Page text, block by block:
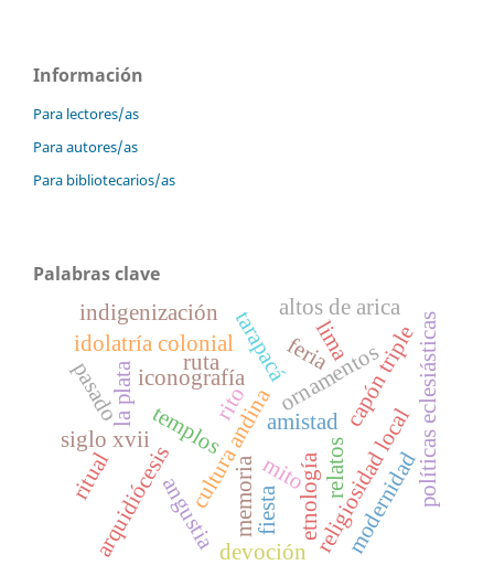
Información
Para lectores/as
Para autores/as
Para bibliotecarios/as
Palabras clave
etnología
amistad
mito
cultura andina
angustia
ruta
templos
iconografía ornamentos
idolatría colonial capón triple
arquidiócesis
lima
la plata
siglo xvii
tarapacá
religiosidad local
indigenización políticas eclesiásticas
altos de arica
devoción
relatosmodernidad
pasado
fiesta
feria
ritual
rito
memoria